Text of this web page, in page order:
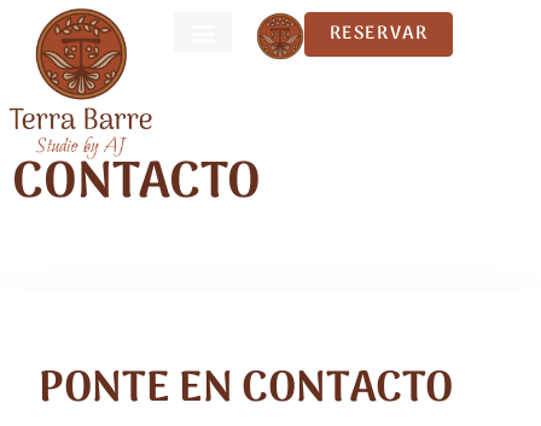
RESERVAR
CONTACTO
CONTACTO
PONTE EN CONTACTO